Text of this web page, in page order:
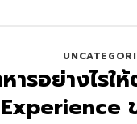
รอย่างไรใ
Experience